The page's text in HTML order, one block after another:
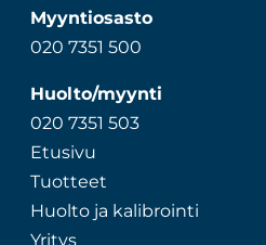
Myyntiosasto
020 7351 500
Huolto/myynti
020 7351 503
Etusivu
Tuotteet
Huolto ja kalibrointi
Yritys